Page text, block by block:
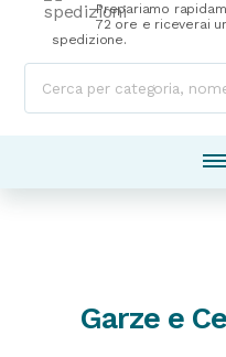
Prepariamo
72 ore e riceverai
spedizione.
Garze e